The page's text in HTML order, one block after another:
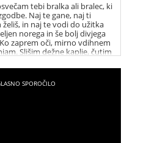
tebi bralka ali bralec, ki
Naj te gane, naj ti
želiš, in naj te vodi do užitka
norega in še bolj divjega
zaprem oči, mirno vdihnem
Slišim dežne kaplje, čutim
Takrat si zaželim, da bi ta